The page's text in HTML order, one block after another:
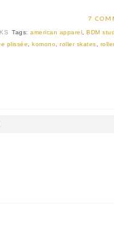
7
Tags: american apparel, BDM
plissée,komono,roller skates,